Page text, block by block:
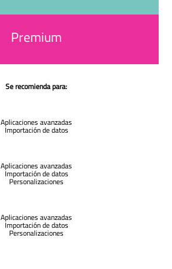
Premium
Se recomienda para:
Aplicaciones avanzadas
Importación de datos
Aplicaciones avanzadas
Importación de datos
Personalizaciones
Aplicaciones avanzadas
Importación de datos
Personalizaciones